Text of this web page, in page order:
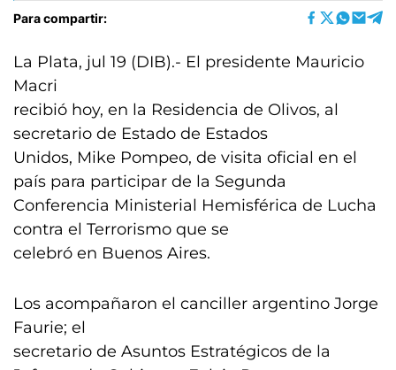
Para compartir:
La Plata, jul 19 (DIB).- El presidente Mauricio
Macri
recibió hoy, en la Residencia de Olivos, al
secretario de Estado de Estados
Unidos, Mike Pompeo, de visita oficial en el
país para participar de la Segunda
Conferencia Ministerial Hemisférica de Lucha
contra el Terrorismo que se
celebró en Buenos Aires.
Los acompañaron el canciller argentino Jorge
Faurie; el
secretario de Asuntos Estratégicos de la